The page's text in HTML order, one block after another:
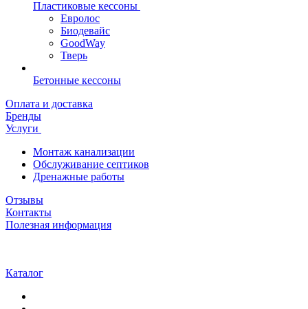
Пластиковые кессоны
Евролос
Биодевайс
GoodWay
Тверь
Бетонные кессоны
Оплата и доставка
Бренды
Услуги
Монтаж канализации
Обслуживание септиков
Дренажные работы
Отзывы
Контакты
Полезная информация
Каталог